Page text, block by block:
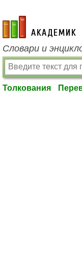
academic.ru
Словари и
Толкования